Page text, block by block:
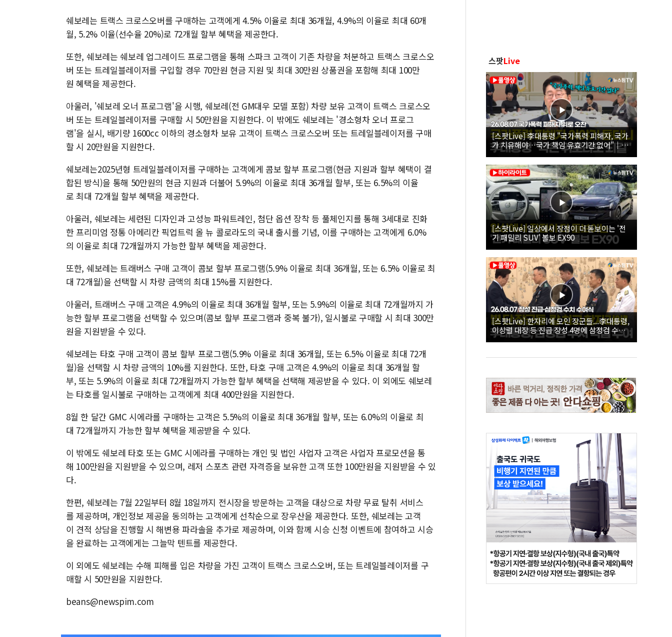
쉐보레는 트랙스 크로스오버를 구매하는 고객에게 4.5% 이율로 최대 36개월, 4.9%의 이율로 최대 60개
월, 5.2% 이율(선수율 20%)로 72개월 할부 혜택을 제공한다.
또한, 쉐보레는 쉐보레 업그레이드 프로그램을 통해 스파크 고객이 기존 차량을 처분하고 트랙스 크로스오
버 또는 트레일블레이저를 구입할 경우 70만원 현금 지원 및 최대 30만원 상품권을 포함해 최대 100만
원 혜택을 제공한다.
아울러, '쉐보레 오너 프로그램'을 시행, 쉐보레(전 GM대우 모델 포함) 차량 보유 고객이 트랙스 크로스오
버 또는 트레일블레이저를 구매할 시 50만원을 지원한다. 이 밖에도 쉐보레는 '경소형차 오너 프로그
램'을 실시, 배기량 1600cc 이하의 경소형차 보유 고객이 트랙스 크로스오버 또는 트레일블레이저를 구매
할 시 20만원을 지원한다.
쉐보레는2025년형 트레일블레이저를 구매하는 고객에게 콤보 할부 프로그램(현금 지원과 할부 혜택이 결
합된 방식)을 통해 50만원의 현금 지원과 더불어 5.9%의 이율로 최대 36개월 할부, 또는 6.5%의 이율
로 최대 72개월 할부 혜택을 제공한다.
아울러, 쉐보레는 세련된 디자인과 고성능 파워트레인, 첨단 옵션 장착 등 풀체인지를 통해 3세대로 진화
한 프리미엄 정통 아메리칸 픽업트럭 올 뉴 콜로라도의 국내 출시를 기념, 이를 구매하는 고객에게 6.0%
의 이율로 최대 72개월까지 가능한 할부 혜택을 제공한다.
또한, 쉐보레는 트래버스 구매 고객이 콤보 할부 프로그램(5.9% 이율로 최대 36개월, 또는 6.5% 이율로 최
대 72개월)을 선택할 시 차량 금액의 최대 15%를 지원한다.
아울러, 트래버스 구매 고객은 4.9%의 이율로 최대 36개월 할부, 또는 5.9%의 이율로 최대 72개월까지 가
능한 할부 프로그램을 선택할 수 있으며(콤보 할부 프로그램과 중복 불가), 일시불로 구매할 시 최대 300만
원을 지원받을 수 있다.
쉐보레는 타호 구매 고객이 콤보 할부 프로그램(5.9% 이율로 최대 36개월, 또는 6.5% 이율로 최대 72개
월)을 선택할 시 차량 금액의 10%를 지원한다. 또한, 타호 구매 고객은 4.9%의 이율로 최대 36개월 할
부, 또는 5.9%의 이율로 최대 72개월까지 가능한 할부 혜택을 선택해 제공받을 수 있다. 이 외에도 쉐보레
는 타호를 일시불로 구매하는 고객에게 최대 400만원을 지원한다.
8월 한 달간 GMC 시에라를 구매하는 고객은 5.5%의 이율로 최대 36개월 할부, 또는 6.0%의 이율로 최
대 72개월까지 가능한 할부 혜택을 제공받을 수 있다.
이 밖에도 쉐보레 타호 또는 GMC 시에라를 구매하는 개인 및 법인 사업자 고객은 사업자 프로모션을 통
해 100만원을 지원받을 수 있으며, 레저 스포츠 관련 자격증을 보유한 고객 또한 100만원을 지원받을 수 있
다.
한편, 쉐보레는 7월 22일부터 8월 18일까지 전시장을 방문하는 고객을 대상으로 차량 무료 탈취 서비스
를 제공하며, 개인정보 제공을 동의하는 고객에게 선착순으로 장우산을 제공한다. 또한, 쉐보레는 고객
이 견적 상담을 진행할 시 해변용 파라솔을 추가로 제공하며, 이와 함께 시승 신청 이벤트에 참여하고 시승
을 완료하는 고객에게는 그늘막 텐트를 제공한다.
이 외에도 쉐보레는 수해 피해를 입은 차량을 가진 고객이 트랙스 크로스오버, 또는 트레일블레이저를 구
매할 시 50만원을 지원한다.
beans@newspim.com
스팟Live
[스팟Live] 李대통령 "국가폭력 피해자, 국가
가 치유해야…국가 책임 유효기간 없어"｜
26.08.07 국가폭력 피해자 위로 오찬
[스팟Live] 일상에서 장점이 더 돋보이는 '전
기 패밀리 SUV' 볼보 EX90
[스팟Live] 한자리에 모인 장군들...李대통령,
이상렬 대장 등 진급 장성 4명에 삼정검 수치
직접 수여｜26.08.07 장성 진급·삼정검 수치